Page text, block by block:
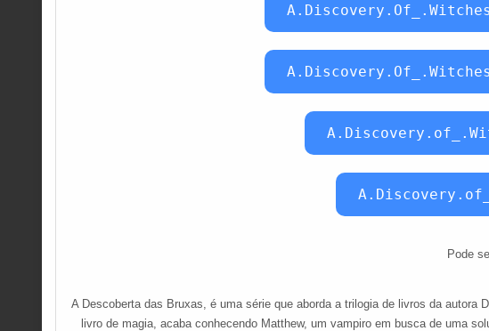
Pode
A Descoberta das Bruxas, é uma série que aborda a trilogia de livros da autora
livro de magia, acaba conhecendo Matthew, um vampiro em busca de uma